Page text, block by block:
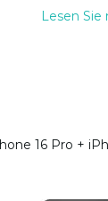
Lesen Sie
16 Pro +